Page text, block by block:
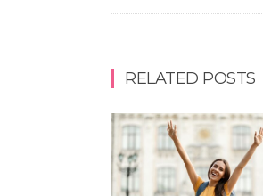
RELATED POSTS